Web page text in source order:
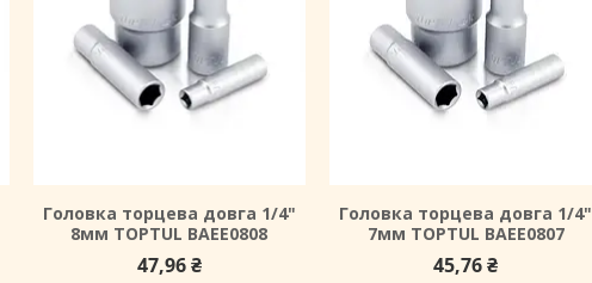
Головка торцева довга 1/4"
8мм TOPTUL BAEE0808
47,96 ₴
Головка торцева довга 1/4"
7мм TOPTUL BAEE0807
45,76 ₴